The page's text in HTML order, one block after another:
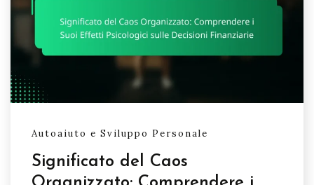
Autoaiuto e Sviluppo Personale
Significato del Caos